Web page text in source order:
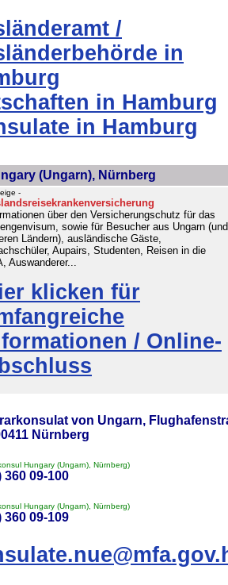
/
in
in Hamburg
in Hamburg
(Ungarn), Nürnberg
-
über den Versicherungschutz für das
sowie für Besucher aus Ungarn (und
Ländern), ausländische Gäste,
Aupairs, Studenten, Reisen in die
Auswanderer...
klicken für
/ Online-
von Ungarn,
Nürnberg
Hungary (Ungarn), Nürnberg)
360 09-100
Hungary (Ungarn), Nürnberg)
360 09-109